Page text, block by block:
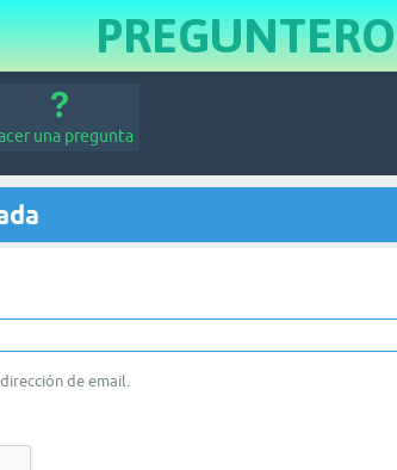
PREGUNTERO
una pregunta
de email.